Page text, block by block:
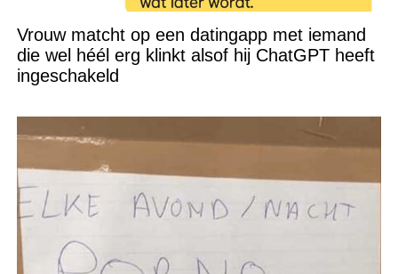
Vrouw matcht op een datingapp met iemand
die wel héél erg klinkt alsof hij ChatGPT heeft
ingeschakeld